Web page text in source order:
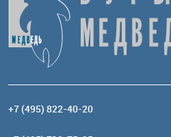
+7 (495) 822-40-20